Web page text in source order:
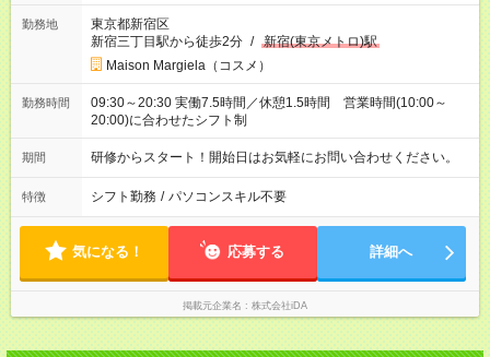
勤務地
東京都新宿区
新宿三丁目駅から徒歩2分 / 新宿(東京メトロ)駅
Maison Margiela（コスメ）
勤務時間
09:30～20:30 実働7.5時間／休憩1.5時間 営業時間(10:00～
20:00)に合わせたシフト制
期間 研修からスタート！開始日はお気軽にお問い合わせください。
特徴 シフト勤務 / パソコンスキル不要
気になる！ 応募する 詳細へ
掲載元企業名 株式会社iDA